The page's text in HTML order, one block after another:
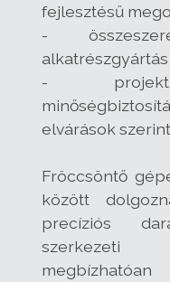
fejlesztésű
-
alkatrészgyártás,
-
elvárások
Fröccsöntő
között
precíziós
szerkezeti
megbízhatóan